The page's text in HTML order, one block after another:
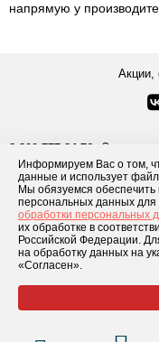
Информируем Вас о том,
данные и использует
Мы обязуемся
персональных данных
обработки персональных
их обработке в
Российской Федерации.
на обработку данных на
«Согласен».
напрямую у
Акции,
8-800-777-84-76 Звонки по
8 495 181-69-06
Москва
Каталог товаров О
Условия рассрочки
©